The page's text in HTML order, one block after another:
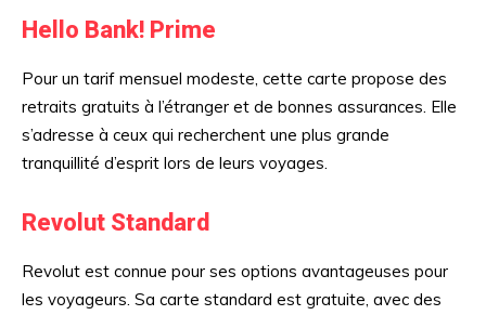
Hello Bank! Prime
Pour un tarif mensuel modeste, cette carte propose des
retraits gratuits à l’étranger et de bonnes assurances. Elle
s’adresse à ceux qui recherchent une plus grande
tranquillité d’esprit lors de leurs voyages.
Revolut Standard
Revolut est connue pour ses options avantageuses pour
les voyageurs. Sa carte standard est gratuite, avec des